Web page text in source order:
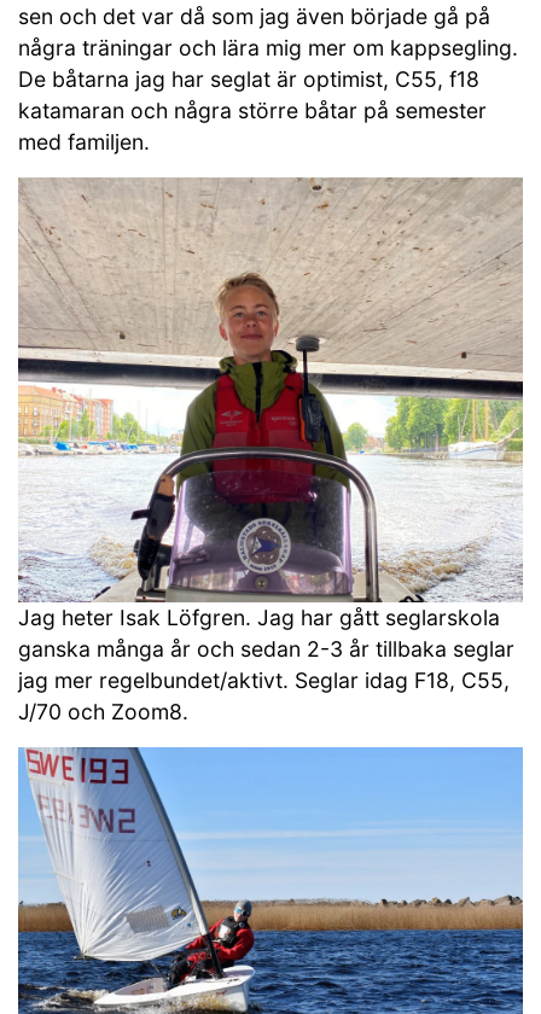
sen och det var då som jag även började gå på
några träningar och lära mig mer om kappsegling.
De båtarna jag har seglat är optimist, C55, f18
katamaran och några större båtar på semester
med familjen.
Jag heter Isak Löfgren. Jag har gått seglarskola
ganska många år och sedan 2-3 år tillbaka seglar
jag mer regelbundet/aktivt. Seglar idag F18, C55,
J/70 och Zoom8.